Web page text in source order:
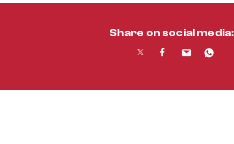
Share on social media: